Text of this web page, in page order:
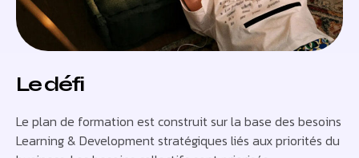
Le défi
Le plan de formation est construit sur la base des besoins
Learning & Development stratégiques liés aux priorités du